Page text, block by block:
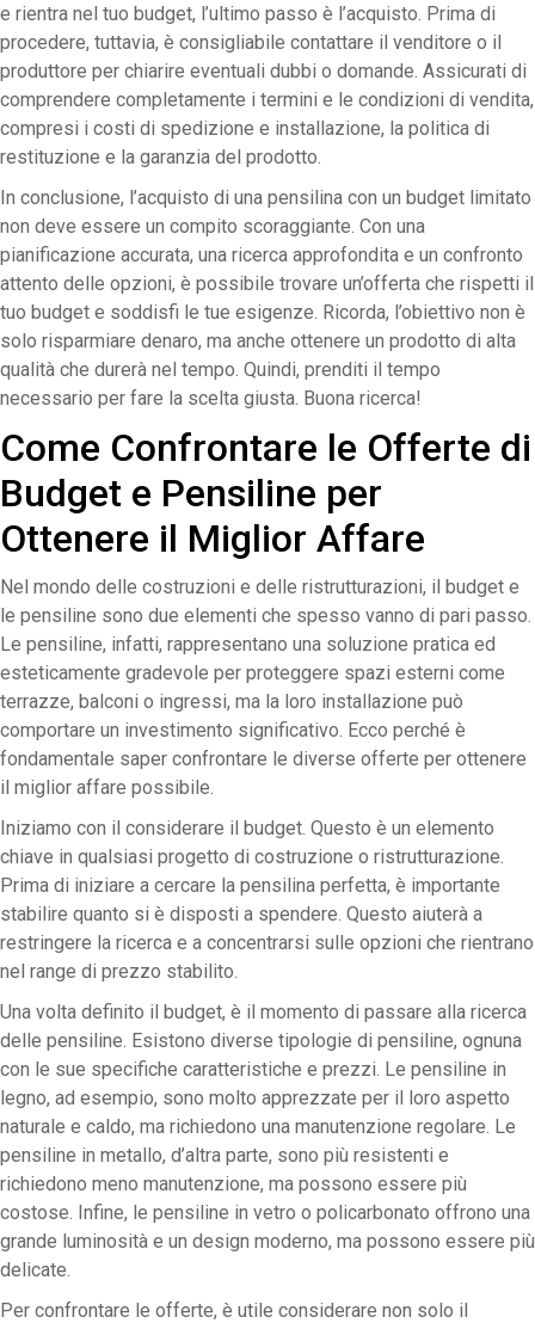
e rientra nel tuo budget, l’ultimo passo è l’acquisto. Prima di
procedere, tuttavia, è consigliabile contattare il venditore o il
produttore per chiarire eventuali dubbi o domande. Assicurati di
comprendere completamente i termini e le condizioni di vendita,
compresi i costi di spedizione e installazione, la politica di
restituzione e la garanzia del prodotto.
In conclusione, l’acquisto di una pensilina con un budget limitato
non deve essere un compito scoraggiante. Con una
pianificazione accurata, una ricerca approfondita e un confronto
attento delle opzioni, è possibile trovare un’offerta che rispetti il
tuo budget e soddisfi le tue esigenze. Ricorda, l’obiettivo non è
solo risparmiare denaro, ma anche ottenere un prodotto di alta
qualità che durerà nel tempo. Quindi, prenditi il tempo
necessario per fare la scelta giusta. Buona ricerca!
Come Confrontare le Offerte di
Budget e Pensiline per
Ottenere il Miglior Affare
Nel mondo delle costruzioni e delle ristrutturazioni, il budget e
le pensiline sono due elementi che spesso vanno di pari passo.
Le pensiline, infatti, rappresentano una soluzione pratica ed
esteticamente gradevole per proteggere spazi esterni come
terrazze, balconi o ingressi, ma la loro installazione può
comportare un investimento significativo. Ecco perché è
fondamentale saper confrontare le diverse offerte per ottenere
il miglior affare possibile.
Iniziamo con il considerare il budget. Questo è un elemento
chiave in qualsiasi progetto di costruzione o ristrutturazione.
Prima di iniziare a cercare la pensilina perfetta, è importante
stabilire quanto si è disposti a spendere. Questo aiuterà a
restringere la ricerca e a concentrarsi sulle opzioni che rientrano
nel range di prezzo stabilito.
Una volta definito il budget, è il momento di passare alla ricerca
delle pensiline. Esistono diverse tipologie di pensiline, ognuna
con le sue specifiche caratteristiche e prezzi. Le pensiline in
legno, ad esempio, sono molto apprezzate per il loro aspetto
naturale e caldo, ma richiedono una manutenzione regolare. Le
pensiline in metallo, d’altra parte, sono più resistenti e
richiedono meno manutenzione, ma possono essere più
costose. Infine, le pensiline in vetro o policarbonato offrono una
grande luminosità e un design moderno, ma possono essere più
delicate.
Per confrontare le offerte, è utile considerare non solo il